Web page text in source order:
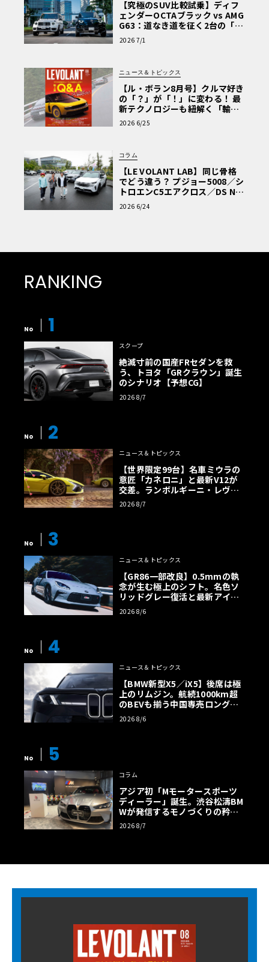
【究極のSUV比較試乗】ディフ
ェンダーOCTAブラック vs AMG
G63：道なき道を征く2台の「対
極的アプローチ」
2026 7/1
ニュース＆トピックス
【ル・ボラン8月号】クルマ好き
の「？」が「！」に変わる！ 最
新テクノロジーも紐解く「輸入
車Q&A」
2026 6/25
コラム
【LE VOLANT LAB】同じ骨格
でどう違う？ プジョー5008／シ
トロエンC5エアクロス／DS Nº4
読者一気乗りレポート
2026 6/24
RANKING
No 1
スクープ
絶滅寸前の国産FRセダンを救
う、トヨタ「GRクラウン」誕生
のシナリオ【予想CG】
2026 8/7
No 2
ニュース＆トピックス
【世界限定99台】名車ミウラの
意匠「カネロニ」と最新V12が
交差。ランボルギーニ・レヴエ
ルトに60周年記念車が登場
2026 8/7
No 3
ニュース＆トピックス
【GR86一部改良】0.5mmの執
念が生む極上のシフト。名色ソ
リッドグレー復活と最新アイサ
イトでFRの極みへ
2026 8/6
No 4
ニュース＆トピックス
【BMW新型X5／iX5】後席は極
上のリムジン。航続1000km超
のBEVも揃う中国専売ロング仕
様の全貌
2026 8/6
No 5
コラム
アジア初「Mモータースポーツ
ディーラー」誕生。渋谷松濤BM
Wが発信するモノづくりの矜持
【木下隆之コラム】
2026 8/7